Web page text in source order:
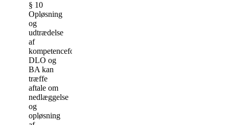
§ 10
Opløsning
og
udtrædelse
af
kompetencefonden.
DLO og
BA kan
træffe
aftale om
nedlæggelse
og
opløsning